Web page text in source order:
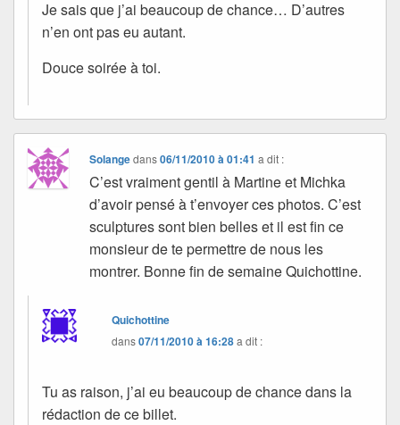
Je sais que j’ai beaucoup de chance… D’autres
n’en ont pas eu autant.
Douce soirée à toi.
Solangedans06/11/2010 à 01:41 a dit :
C’est vraiment gentil à Martine et Michka
d’avoir pensé à t’envoyer ces photos. C’est
sculptures sont bien belles et il est fin ce
monsieur de te permettre de nous les
montrer. Bonne fin de semaine Quichottine.
Quichottine
dans07/11/2010 à 16:28a dit :
Tu as raison, j’ai eu beaucoup de chance dans la
rédaction de ce billet.